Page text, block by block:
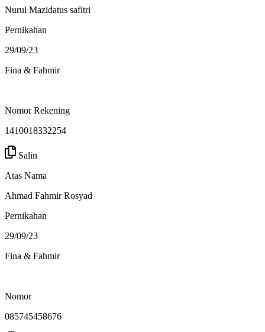
Nurul Mazidatus safitri
Pernikahan
29/09/23
Fina & Fahmir
Nomor Rekening
1410018332254
Salin
Atas Nama
Ahmad Fahmir Rosyad
Pernikahan
29/09/23
Fina & Fahmir
Nomor
085745458676